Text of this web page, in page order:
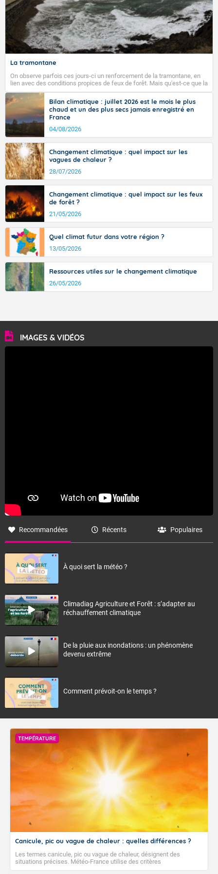
La tramontane
On observe parfois ces jours-ci un renforcement de la tramontane, en
lien avec des conditions propices de feux de forêt. Mais qu'est-ce que la
tramontane ? Quelles sont ses caractéristiques ? La tramontane est un
vent turbulent soufflant de secteur nord-ouest à nord, ou ouest à nord-
ouest, dans un secteur qui part du Roussillon à la vallée de l’Aude et à
l’ouest de l’Hérault. L’étymologie de ce vent vient du latin trasmontanus,
signifiant au-delà des monts, en allusion aux régions montagneuses
d’où provient ce vent.
Bilan climatique : juillet 2026 est le mois le plus
chaud et un des plus secs jamais enregistré en
France
04/08/2026
Changement climatique : quel impact sur les
vagues de chaleur ?
28/07/2026
Changement climatique : quel impact sur les feux
de forêt ?
21/05/2026
Quel climat futur dans votre région ?
13/05/2026
Ressources utiles sur le changement climatique
26/05/2026
IMAGES & VIDÉOS
Recommandées Récents Populaires
À quoi sert la météo ?
Climadiag Agriculture et Forêt : s’adapter au
réchauffement climatique
De la pluie aux inondations : un phénomène
devenu extrême
Comment prévoit-on le temps ?
TEMPÉRATURE
Canicule, pic ou vague de chaleur : quelles différences ?
Les termes canicule, pic ou vague de chaleur, désignent des
situations précises. Météo-France utilise des critères
climatologiques pour évaluer et qualifier les épisodes de chaleur qui